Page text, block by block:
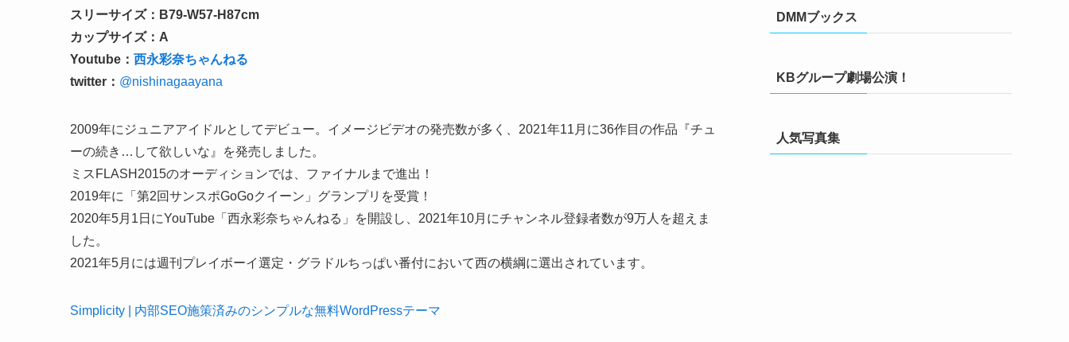
スリーサイズ：B79-W57-H87cm
カップサイズ：A
Youtube： 西永彩奈ちゃんねる
twitter： @nishinagaayana
2009年にジュニアアイドルとしてデビュー。イメージビデオの発売数が多く、2021年11月に36作目の作品『チュ
ーの続き…して欲しいな』を発売しました。
ミスFLASH2015のオーディションでは、ファイナルまで進出！
2019年に「第2回サンスポGoGoクイーン」グランプリを受賞！
2020年5月1日にYouTube「西永彩奈ちゃんねる」を開設し、2021年10月にチャンネル登録者数が9万人を超えま
した。
2021年5月には週刊プレイボーイ選定・グラドルちっぱい番付において西の横綱に選出されています。
Simplicity | 内部SEO施策済みのシンプルな無料WordPressテーマ
DMMブックス
KBグループ劇場公演！
人気写真集